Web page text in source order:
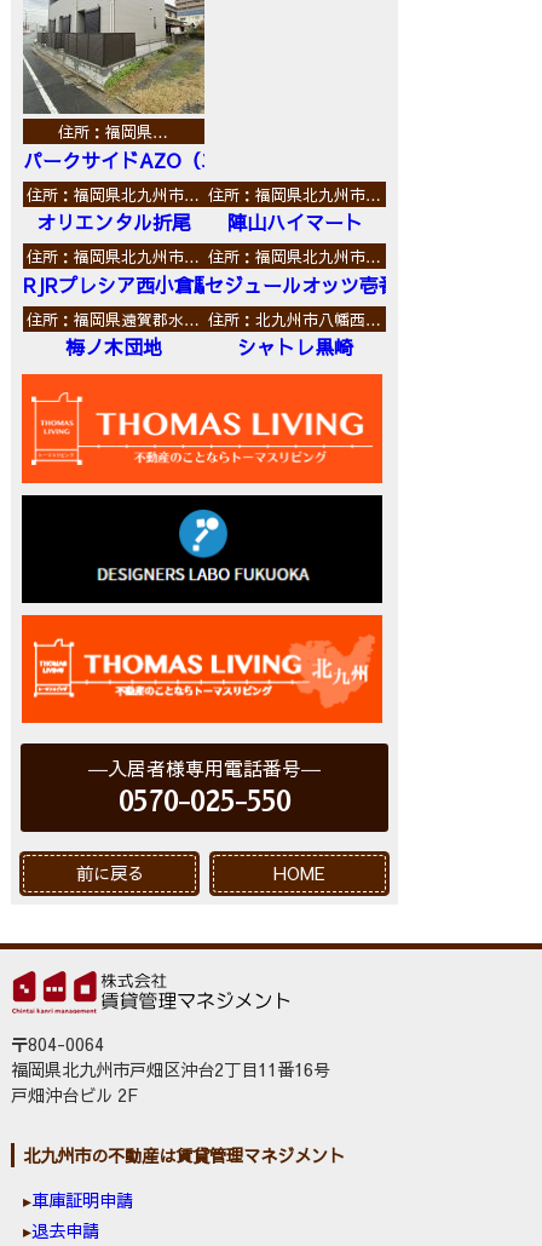
住所：福岡県…
パークサイドAZO（エーゼットオー）
住所：福岡県北九州市…
オリエンタル折尾
住所：福岡県北九州市…
陣山ハイマート
住所：福岡県北九州市…
RJRプレシア西小倉駅前
住所：福岡県北九州市…
セジュールオッツ壱番館
住所：福岡県遠賀郡水…
梅ノ木団地
住所：北九州市八幡西…
シャトレ黒崎
入居者様専用電話番号
0570-025-550
前に戻る HOME
〒804-0064
福岡県北九州市戸畑区沖台2丁目11番16号
戸畑沖台ビル 2F
北九州市の不動産は賃貸管理マネジメント
車庫証明申請
退去申請